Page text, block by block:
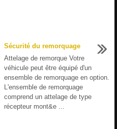
Sécurité du remorquage
Attelage de remorque Votre
véhicule peut être équipé d'un
ensemble de remorquage en option.
L'ensemble de remorquage
comprend un attelage de type
récepteur mont&e ...